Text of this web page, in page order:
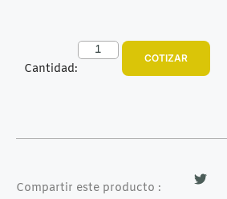
Cantidad:
COTIZAR
Compartir este producto :